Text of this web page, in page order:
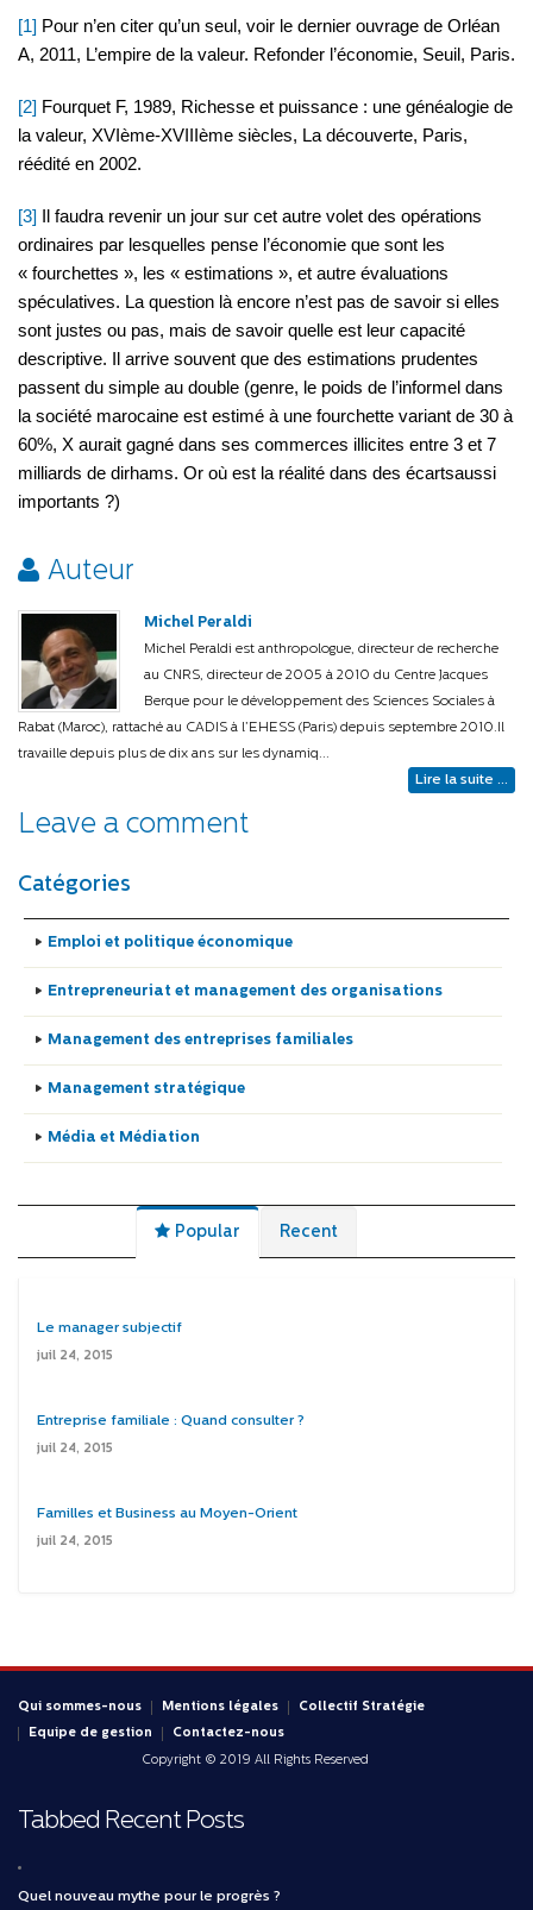
[1] Pour n’en citer qu’un seul, voir le dernier ouvrage de Orléan
A, 2011, L’empire de la valeur. Refonder l’économie, Seuil, Paris.
[2] Fourquet F, 1989, Richesse et puissance : une généalogie de
la valeur, XVIème-XVIIIème siècles, La découverte, Paris,
réédité en 2002.
[3] Il faudra revenir un jour sur cet autre volet des opérations
ordinaires par lesquelles pense l’économie que sont les
« fourchettes », les « estimations », et autre évaluations
spéculatives. La question là encore n’est pas de savoir si elles
sont justes ou pas, mais de savoir quelle est leur capacité
descriptive. Il arrive souvent que des estimations prudentes
passent du simple au double (genre, le poids de l’informel dans
la société marocaine est estimé à une fourchette variant de 30 à
60%, X aurait gagné dans ses commerces illicites entre 3 et 7
milliards de dirhams. Or où est la réalité dans des écartsaussi
importants ?)
Auteur
Michel Peraldi
Michel Peraldi est anthropologue, directeur de recherche
au CNRS, directeur de 2005 à 2010 du Centre Jacques
Berque pour le développement des Sciences Sociales à
Rabat (Maroc), rattaché au CADIS à l’EHESS (Paris) depuis septembre 2010.Il
travaille depuis plus de dix ans sur les dynamiq...
Lire la suite ...
Leave a comment
Catégories
Emploi et politique économique
Entrepreneuriat et management des organisations
Management des entreprises familiales
Management stratégique
Média et Médiation
Popular Recent
Le manager subjectif
juil 24, 2015
Entreprise familiale : Quand consulter ?
juil 24, 2015
Familles et Business au Moyen-Orient
juil 24, 2015
Qui sommes-nous Mentions légales
Collectif Stratégie
Equipe de gestion
Contactez-nous
Copyright © 2019 All Rights Reserved
Tabbed Recent Posts
Quel nouveau mythe pour le progrès ?